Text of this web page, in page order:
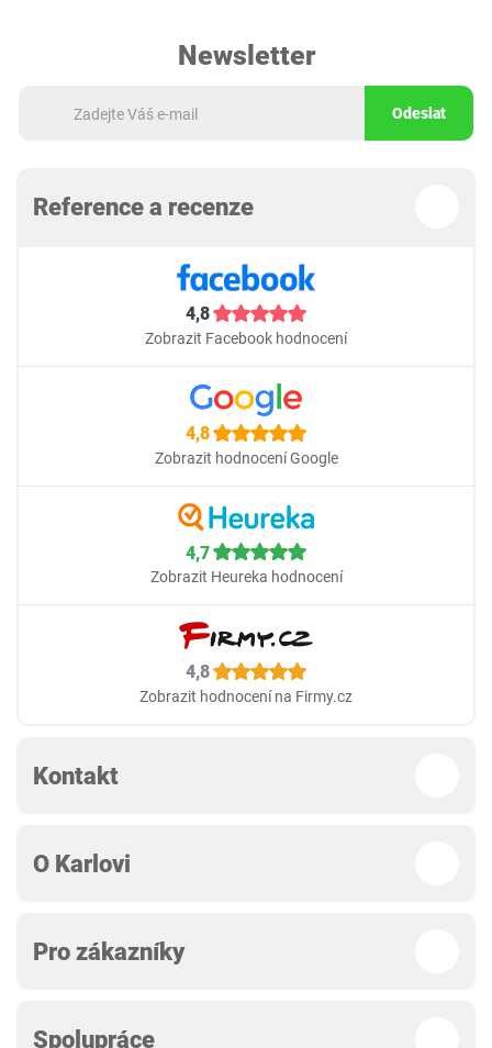
Newsletter
Odeslat
Reference a recenze
4,8
Zobrazit Facebook hodnocení
4,8
Zobrazit hodnocení Google
4,7
Zobrazit Heureka hodnocení
4,8
Zobrazit hodnocení na Firmy.cz
Kontakt
O Karlovi
Pro zákazníky
Spolupráce